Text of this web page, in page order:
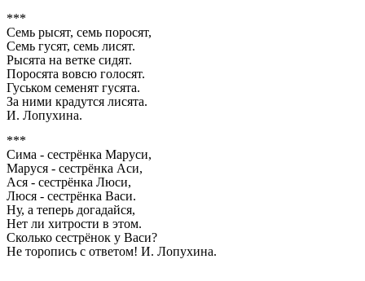
***
Семь рысят, семь поросят,
Семь гусят, семь лисят.
Рысята на ветке сидят.
Поросята вовсю голосят.
Гуськом семенят гусята.
За ними крадутся лисята.
И. Лопухина.
***
Сима - сестрёнка Маруси,
Маруся - сестрёнка Аси,
Ася - сестрёнка Люси,
Люся - сестрёнка Васи.
Ну, а теперь догадайся,
Нет ли хитрости в этом.
Сколько сестрёнок у Васи?
Не торопись с ответом! И. Лопухина.